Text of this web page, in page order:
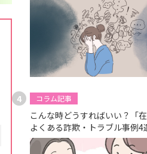
コラム記事
こんな時どうすればいい？「
よくある詐欺・トラブル事例4